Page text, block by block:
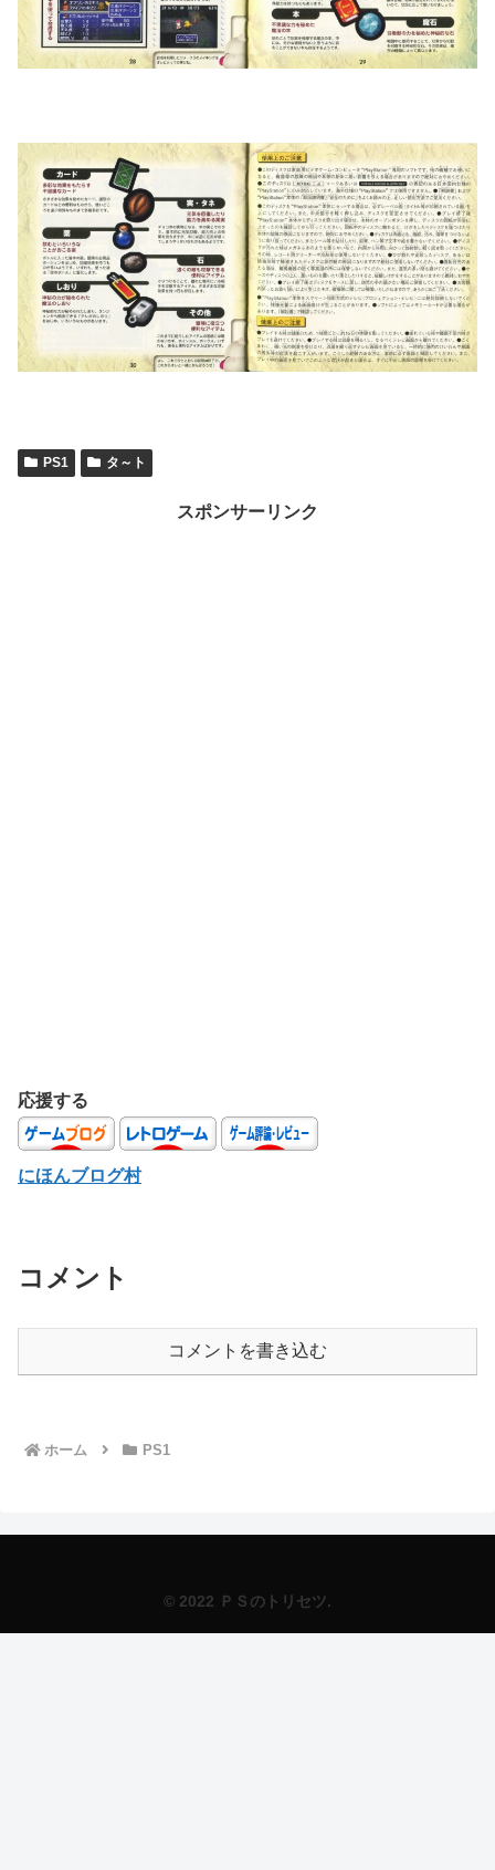
PS1 タ～ト
スポンサーリンク
応援する
にほんブログ村
コメント
コメントを書き込む
ホーム PS1
© 2022 ＰＳのトリセツ.